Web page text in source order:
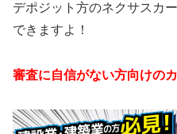
デポジット方のネクサスカ
できますよ！
審査に自信がない方向けの